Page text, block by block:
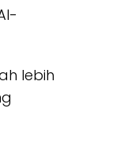
lebih